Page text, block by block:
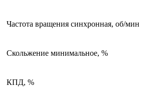
Частота вращения синхронная, об/мин
Скольжение минимальное, %
КПД, %